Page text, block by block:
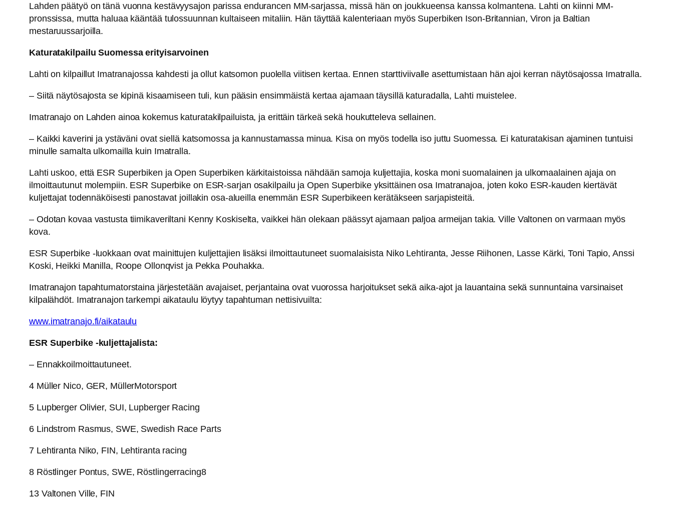
Lahden päätyö on tänä vuonna kestävyysajon parissa endurancen MM-sarjassa, missä hän on joukkueensa kanssa kolmantena. Lahti on kiinni MM-
pronssissa, mutta haluaa kääntää tulossuunnan kultaiseen mitaliin. Hän täyttää kalenteriaan myös Superbiken Ison-Britannian, Viron ja Baltian
mestaruussarjoilla.
Katuratakilpailu Suomessa erityisarvoinen
Lahti on kilpaillut Imatranajossa kahdesti ja ollut katsomon puolella viitisen kertaa. Ennen starttiviivalle asettumistaan hän ajoi kerran näytösajossa Imatralla.
– Siitä näytösajosta se kipinä kisaamiseen tuli, kun pääsin ensimmäistä kertaa ajamaan täysillä katuradalla, Lahti muistelee.
Imatranajo on Lahden ainoa kokemus katuratakilpailuista, ja erittäin tärkeä sekä houkutteleva sellainen.
– Kaikki kaverini ja ystäväni ovat siellä katsomossa ja kannustamassa minua. Kisa on myös todella iso juttu Suomessa. Ei katuratakisan ajaminen tuntuisi
minulle samalta ulkomailla kuin Imatralla.
Lahti uskoo, että ESR Superbiken ja Open Superbiken kärkitaistoissa nähdään samoja kuljettajia, koska moni suomalainen ja ulkomaalainen ajaja on
ilmoittautunut molempiin. ESR Superbike on ESR-sarjan osakilpailu ja Open Superbike yksittäinen osa Imatranajoa, joten koko ESR-kauden kiertävät
kuljettajat todennäköisesti panostavat joillakin osa-alueilla enemmän ESR Superbikeen kerätäkseen sarjapisteitä.
– Odotan kovaa vastusta tiimikaveriltani Kenny Koskiselta, vaikkei hän olekaan päässyt ajamaan paljoa armeijan takia. Ville Valtonen on varmaan myös
kova.
ESR Superbike -luokkaan ovat mainittujen kuljettajien lisäksi ilmoittautuneet suomalaisista Niko Lehtiranta, Jesse Riihonen, Lasse Kärki, Toni Tapio, Anssi
Koski, Heikki Manilla, Roope Ollonqvist ja Pekka Pouhakka.
Imatranajon tapahtumatorstaina järjestetään avajaiset, perjantaina ovat vuorossa harjoitukset sekä aika-ajot ja lauantaina sekä sunnuntaina varsinaiset
kilpalähdöt. Imatranajon tarkempi aikataulu löytyy tapahtuman nettisivuilta:
www.imatranajo.fi/aikataulu
ESR Superbike -kuljettajalista:
– Ennakkoilmoittautuneet.
4 Müller Nico, GER, MüllerMotorsport
5 Lupberger Olivier, SUI, Lupberger Racing
6 Lindstrom Rasmus, SWE, Swedish Race Parts
7 Lehtiranta Niko, FIN, Lehtiranta racing
8 Röstlinger Pontus, SWE, Röstlingerracing8
13 Valtonen Ville, FIN